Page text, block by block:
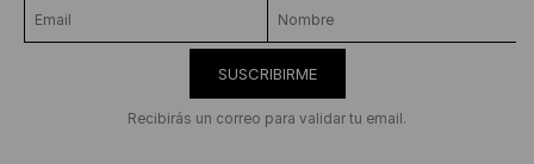
SUSCRIBIRME
Recibirás un correo para validar tu email.